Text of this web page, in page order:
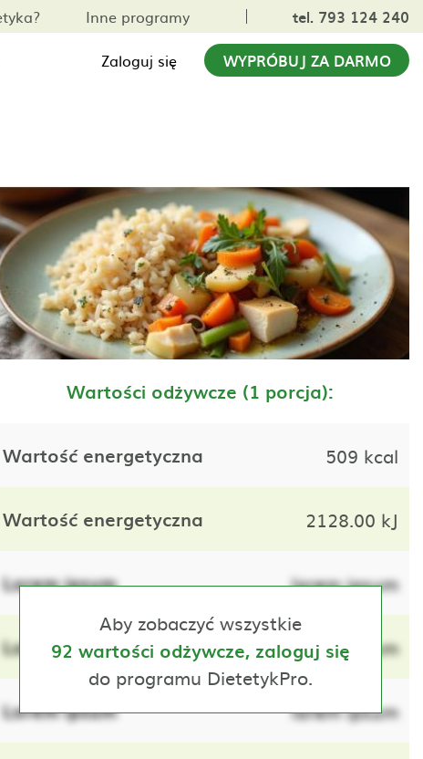
Inne programy
tel. 793 124 240
Zaloguj się WYPRÓBUJ ZA DARMO
Wartości odżywcze (1 porcja):
Wartość energetyczna 509 kcal
Wartość energetyczna 2128.00 kJ
Lorem ipsum lorem ipsum
Lorem ipsum lorem ipsum
Lorem ipsum lorem ipsum
Aby zobaczyć wszystkie
92 wartości odżywcze, zaloguj się
do programu DietetykPro.